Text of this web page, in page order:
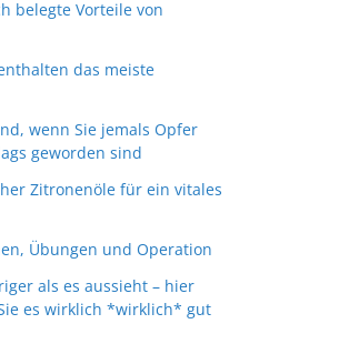
belegte Vorteile von
das meiste
wenn Sie jemals Opfer
geworden sind
Zitronenöle für ein vitales
Übungen und Operation
als es aussieht – hier
es wirklich *wirklich* gut